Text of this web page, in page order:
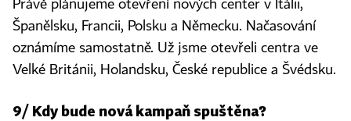
Právě plánujeme otevření nových center v Itálii,
Španělsku, Francii, Polsku a Německu. Načasování
oznámíme samostatně. Už jsme otevřeli centra ve
Velké Británii, Holandsku, České republice a Švédsku.
9/ Kdy bude nová kampaň spuštěna?